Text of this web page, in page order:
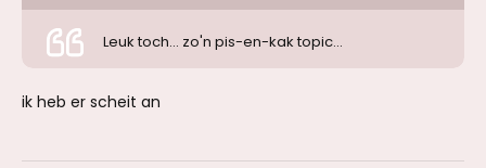
Leuk toch... zo'n pis-en-kak topic...
ik heb er scheit an